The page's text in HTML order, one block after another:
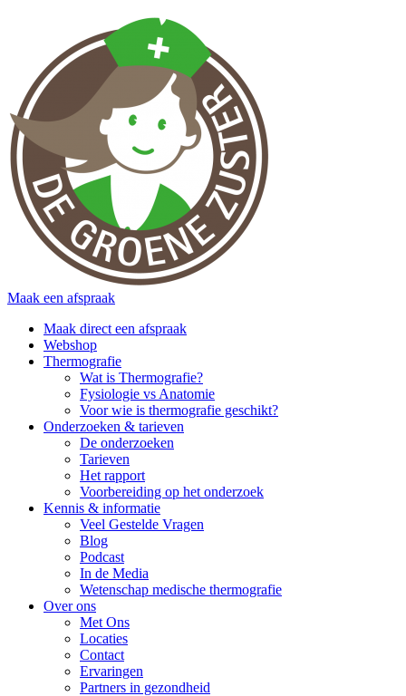
Maak een afspraak
Maak direct een afspraak
Webshop
Thermografie
Wat is Thermografie?
Fysiologie vs Anatomie
Voor wie is thermografie geschikt?
Onderzoeken & tarieven
De onderzoeken
Tarieven
Het rapport
Voorbereiding op het onderzoek
Kennis & informatie
Veel Gestelde Vragen
Blog
Podcast
In de Media
Wetenschap medische thermografie
Over ons
Met Ons
Locaties
Contact
Ervaringen
Partners in gezondheid